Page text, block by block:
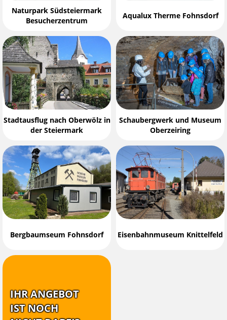
Naturpark Südsteiermark
Besucherzentrum
Aqualux Therme Fohnsdorf
Stadtausflug nach Oberwölz in
der Steiermark
Schaubergwerk und Museum
Oberzeiring
Bergbaumseum Fohnsdorf Eisenbahnmuseum Knittelfeld
IHR ANGEBOT
IST NOCH